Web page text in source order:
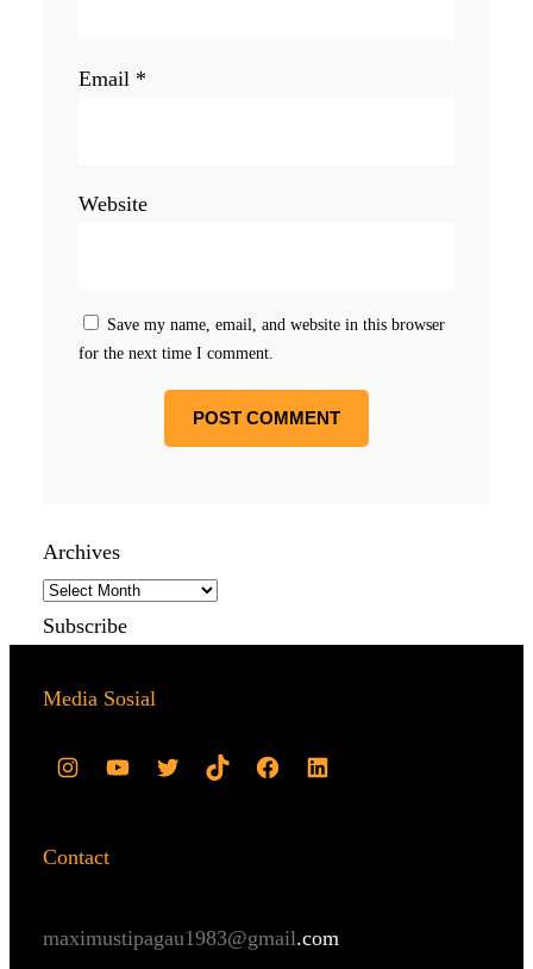
Email *
Website
Save my name, email, and website in this browser
for the next time I comment.
Archives
Subscribe
Media Sosial
Contact
maximustipagau1983@gmail.com